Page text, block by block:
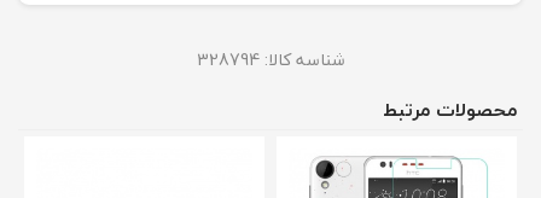
شناسه کالا: 328794
محصولات مرتبط